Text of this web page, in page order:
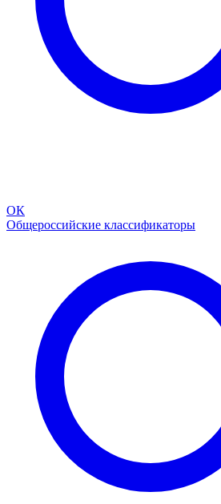
ОК
Общероссийские классификаторы